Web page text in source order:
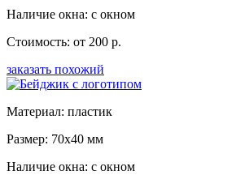
Наличие окна: с окном
Стоимость: от 200 р.
заказать похожий
Материал: пластик
Размер: 70x40 мм
Наличие окна: с окном